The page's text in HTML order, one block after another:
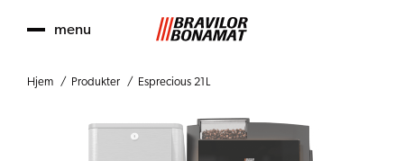
menu
Hjem Produkter Esprecious 21L